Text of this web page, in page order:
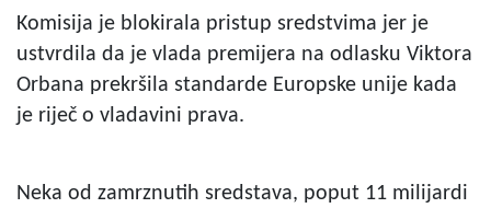
Komisija je blokirala pristup sredstvima jer je
ustvrdila da je vlada premijera na odlasku Viktora
Orbana prekršila standarde Europske unije kada
je riječ o vladavini prava.
Neka od zamrznutih sredstava, poput 11 milijardi